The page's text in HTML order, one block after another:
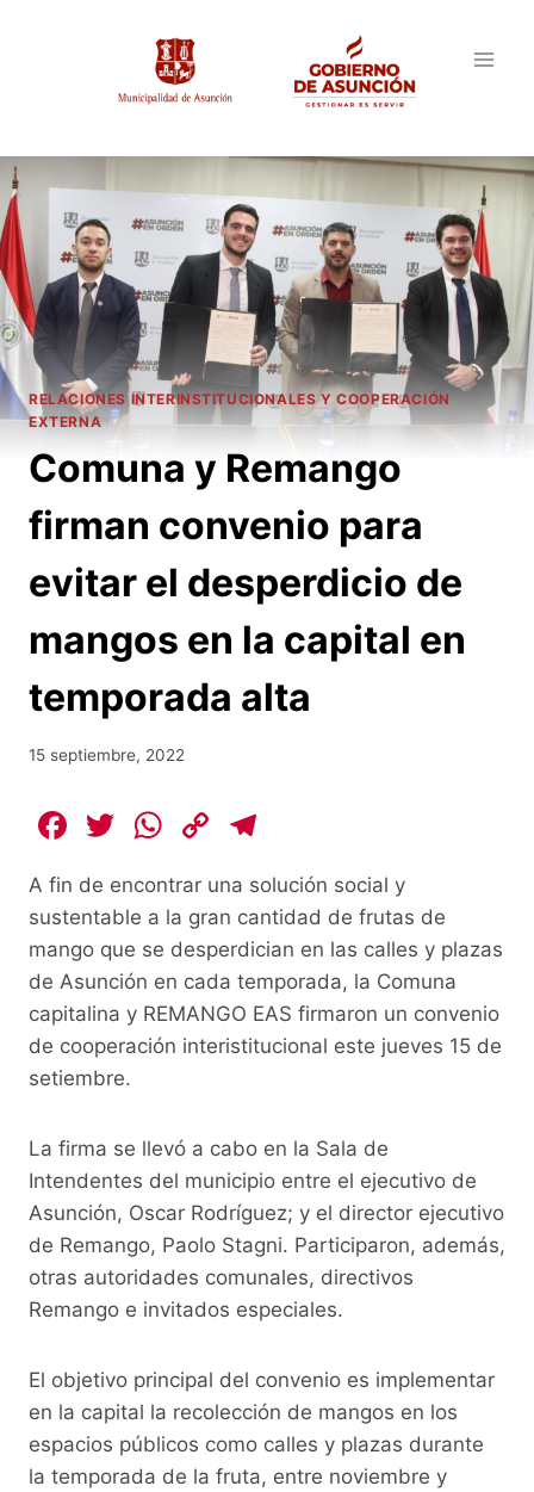
RELACIONES INTERINSTITUCIONALES Y COOPERACIÓN
EXTERNA
Comuna y Remango
firman convenio para
evitar el desperdicio de
mangos en la capital en
temporada alta
15 septiembre, 2022
F
c
e
b
o
o
k
T
itt
er
W
at
s
A
p
p
C
p
y
Li
n
k
e
gr
a
m
A fin de encontrar una solución social y
sustentable a la gran cantidad de frutas de
mango que se desperdician en las calles y plazas
de Asunción en cada temporada, la Comuna
capitalina y REMANGO EAS firmaron un convenio
de cooperación interistitucional este jueves 15 de
setiembre.
La firma se llevó a cabo en la Sala de
Intendentes del municipio entre el ejecutivo de
Asunción, Oscar Rodríguez; y el director ejecutivo
de Remango, Paolo Stagni. Participaron, además,
otras autoridades comunales, directivos
Remango e invitados especiales.
El objetivo principal del convenio es implementar
en la capital la recolección de mangos en los
espacios públicos como calles y plazas durante
la temporada de la fruta, entre noviembre y